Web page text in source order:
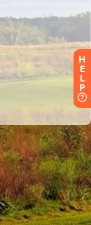
H
E
L
P